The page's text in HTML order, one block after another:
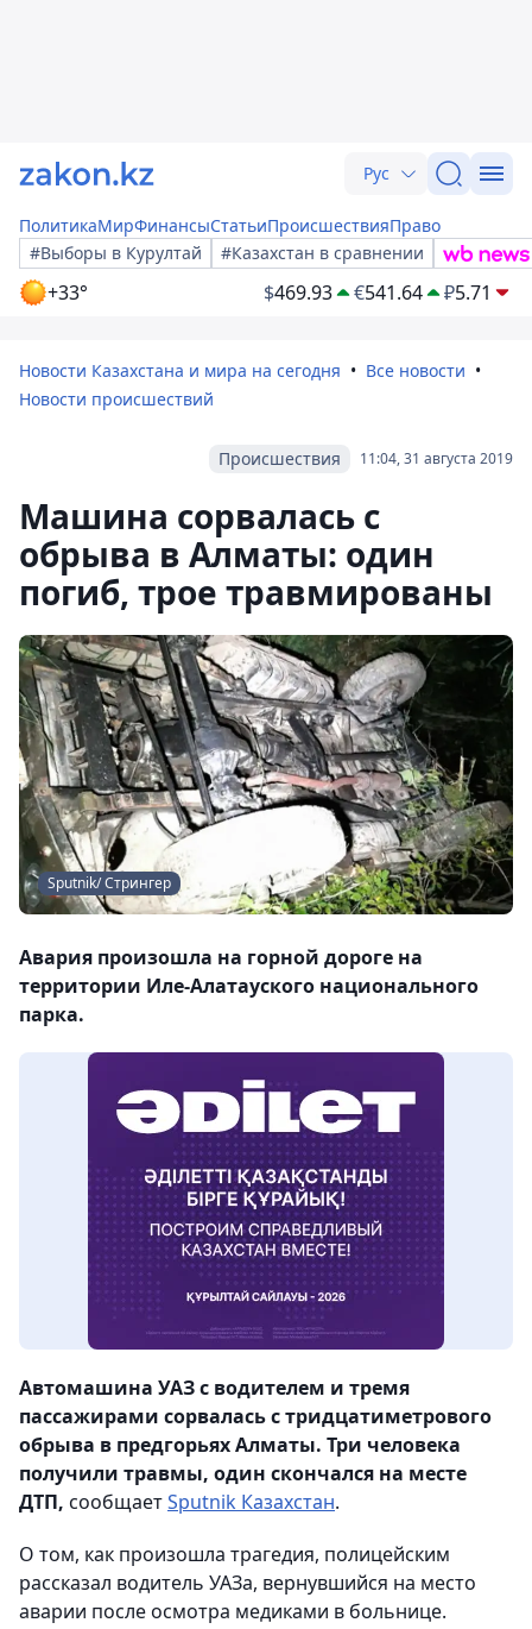
Рус
ПолитикаМирФинансыСтатьиПроисшествияПраво
#Выборы в Курултай
#Казахстан в сравнении
+33° $469.93 €541.64 ₽5.71
Новости Казахстана и мира на сегодня
Все новости
Новости происшествий
11:04, 31 августа 2019
Происшествия
Машина сорвалась с
обрыва в Алматы: один
погиб, трое травмированы
Sputnik/ Стрингер
Авария произошла на горной дороге на
территории Иле-Алатауского национального
парка.
Автомашина УАЗ с водителем и тремя
пассажирами сорвалась с тридцатиметрового
обрыва в предгорьях Алматы. Три человека
получили травмы, один скончался на месте
ДТП, сообщаетSputnik Казахстан.
О том, как произошла трагедия, полицейским
рассказал водитель УАЗа, вернувшийся на место
аварии после осмотра медиками в больнице.